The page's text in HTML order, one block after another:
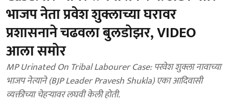
भाजप नेता प्रवेश शुक्लाच्या घरावर
प्रशासनाने चढवला बुलडोझर, VIDEO
आला समोर
MP Urinated On Tribal Labourer Case: परवेश शुक्ला नावाच्या
भाजप नेत्याने (BJP Leader Pravesh Shukla) एका आदिवासी
व्यक्तीच्या चेहऱ्यावर लघवी केली होती.